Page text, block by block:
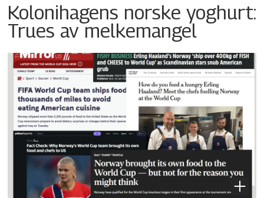
Kolonihagens norske yoghurt:
Trues av melkemangel